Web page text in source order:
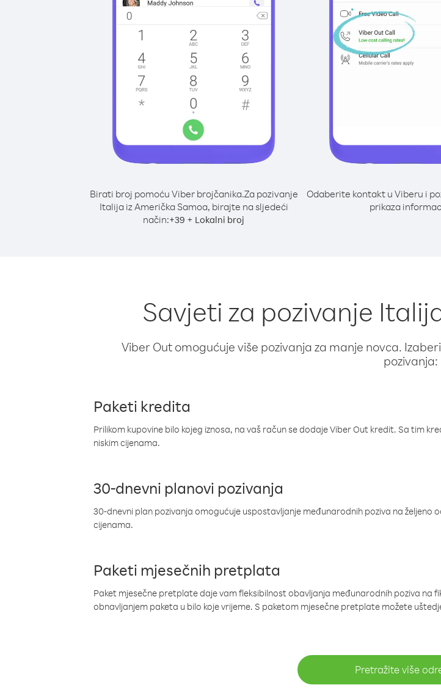
Birati broj pomoću Viber brojčanika.Za pozivanje
Italija iz Američka Samoa, birajte na sljedeći
način:+39 + Lokalni broj
Odaberite kontakt u Viberu i
prikaza
Savjeti za pozivanje
Viber Out omogućuje više pozivanja za manje novca.
pozivanja:
Paketi kredita
Prilikom kupovine bilo kojeg iznosa, na vaš račun se dodaje Viber Out kredit. Sa tim
niskim cijenama.
30-dnevni planovi pozivanja
30-dnevni plan pozivanja omogućuje uspostavljanje međunarodnih poziva na željeno
cijenama.
Paketi mjesečnih pretplata
Paket mjesečne pretplate daje vam fleksibilnost obavljanja međunarodnih poziva na
obnavljanjem paketa u bilo koje vrijeme. S paketom mjesečne pretplate možete
Pretražite više